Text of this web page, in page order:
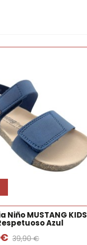
Niño MUSTANG KIDS
Azul
39,90 €